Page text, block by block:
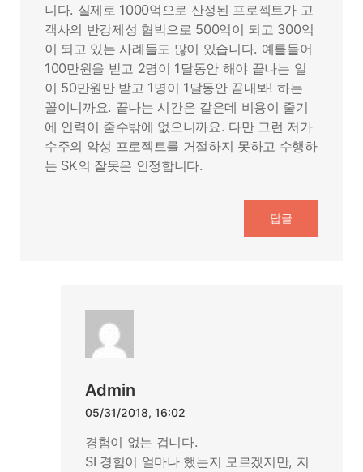
니다. 실제로 1000억으로 산정된 프로젝트가 고
객사의 반강제성 협박으로 500억이 되고 300억
이 되고 있는 사례들도 많이 있습니다. 예를들어
100만원을 받고 2명이 1달동안 해야 끝나는 일
이 50만원만 받고 1명이 1달동안 끝내봐! 하는
꼴이니까요. 끝나는 시간은 같은데 비용이 줄기
에 인력이 줄수밖에 없으니까요. 다만 그런 저가
수주의 악성 프로젝트를 거절하지 못하고 수행하
는 SK의 잘못은 인정합니다.
답글
Admin
05/31/2018, 16:02
경험이 없는 겁니다.
SI 경험이 얼마나 했는지 모르겠지만, 지